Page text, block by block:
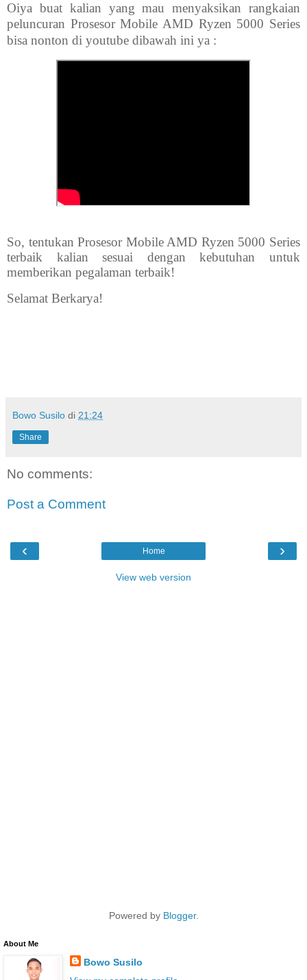
Oiya buat kalian yang mau menyaksikan rangkaian
peluncuran Prosesor Mobile AMD Ryzen 5000 Series
bisa nonton di youtube dibawah ini ya :
So, tentukan Prosesor Mobile AMD Ryzen 5000 Series
terbaik kalian sesuai dengan kebutuhan untuk
memberikan pegalaman terbaik!
Selamat Berkarya!
Bowo Susilo di 21:24
Share
No comments:
Post a Comment
‹ ›
Home
View web version
Powered by Blogger.
About Me
Bowo Susilo